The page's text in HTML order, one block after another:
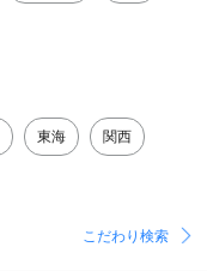
東海 関西
こだわり検索